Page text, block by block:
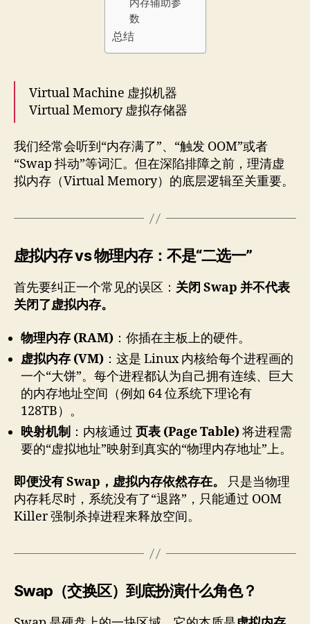
内存辅助参
数
总结
Virtual Machine 虚拟机器
Virtual Memory 虚拟存储器
我们经常会听到“内存满了”、“触发 OOM”或者
“Swap 抖动”等词汇。但在深陷排障之前，理清虚
拟内存（Virtual Memory）的底层逻辑至关重要。
虚拟内存 vs 物理内存：不是“二选一”
首先要纠正一个常见的误区： 关闭 Swap 并不代表
关闭了虚拟内存。
物理内存 (RAM) ：你插在主板上的硬件。
虚拟内存 (VM) ：这是 Linux 内核给每个进程画的
一个“大饼”。每个进程都认为自己拥有连续、巨大
的内存地址空间（例如 64 位系统下理论有
128TB）。
映射机制 ：内核通过 页表 (Page Table)将进程需
要的“虚拟地址”映射到真实的“物理内存地址”上。
即便没有 Swap，虚拟内存依然存在。
只是当物理
内存耗尽时，系统没有了“退路”，只能通过 OOM
Killer 强制杀掉进程来释放空间。
Swap（交换区）到底扮演什么角色？